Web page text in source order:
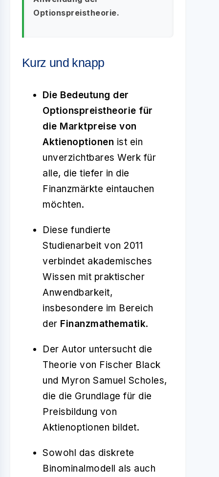
Optionspreistheorie.
Kurz und knapp
Die Bedeutung der
Optionspreistheorie für
die Marktpreise von
Aktienoptionen ist ein
unverzichtbares Werk für
alle, die tiefer in die
Finanzmärkte eintauchen
möchten.
Diese fundierte
Studienarbeit von 2011
verbindet akademisches
Wissen mit praktischer
Anwendbarkeit,
insbesondere im Bereich
der Finanzmathematik.
Der Autor untersucht die
Theorie von Fischer Black
und Myron Samuel Scholes,
die die Grundlage für die
Preisbildung von
Aktienoptionen bildet.
Sowohl das diskrete
Binominalmodell als auch